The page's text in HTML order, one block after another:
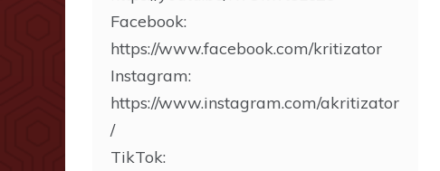
Facebook:
https://www.facebook.com/kritizator
Instagram:
https://www.instagram.com/akritizator
/
TikTok: